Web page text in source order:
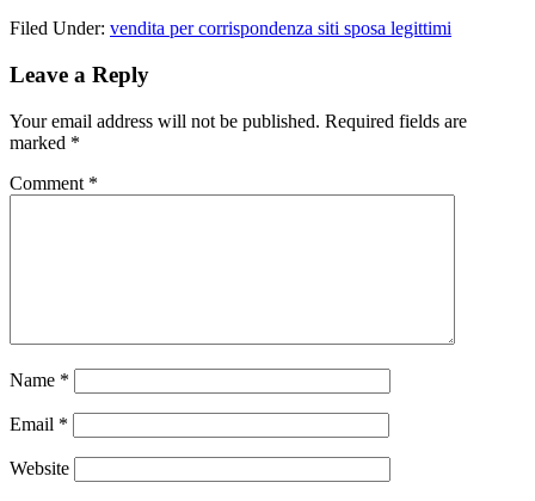
Filed Under: vendita per corrispondenza siti sposa legittimi
Reader
Leave a Reply
Your email address will not be published. Required fields are
marked *
Comment *
Name *
Email *
Website